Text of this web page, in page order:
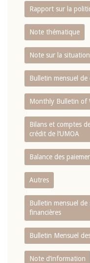
Rapport sur la
Note thématique
Note sur la
Bulletin mensuel
Monthly Bulletin of
Bilans et comptes
crédit de l‘UMOA
Balance des
Autres
Bulletin mensuel
financières
Bulletin Mensuel
Note d’information